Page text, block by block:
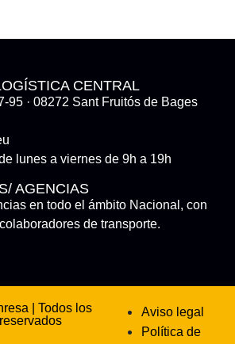
CENTRAL
95 · 08272 Sant Fruitós de Bages
lunes a viernes de 9h a 19h
AGENCIAS
en todo el ámbito Nacional, con
de transporte.
| Todos los
Aviso legal
Política de